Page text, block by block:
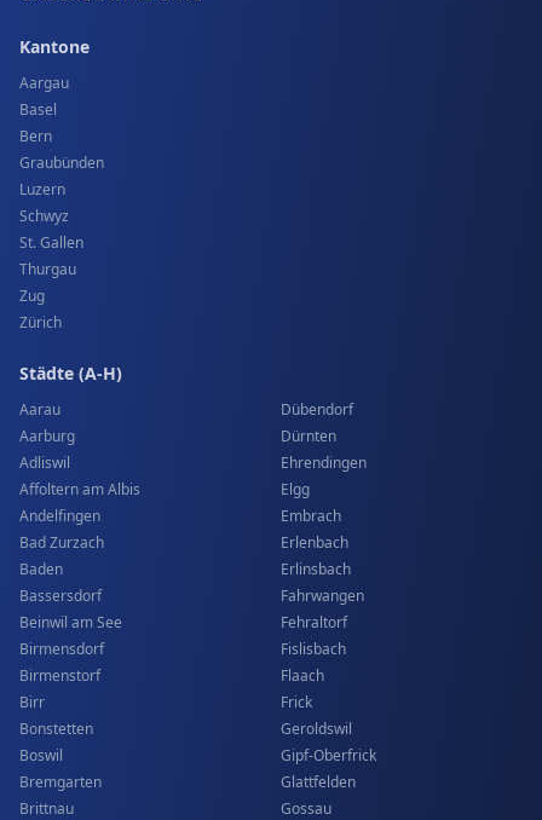
Kantone
Aargau
Basel
Bern
Graubünden
Luzern
Schwyz
St. Gallen
Thurgau
Zug
Zürich
Städte (A-H)
Aarau
Aarburg
Adliswil
Affoltern am Albis
Andelfingen
Bad Zurzach
Baden
Bassersdorf
Beinwil am See
Birmensdorf
Birmenstorf
Birr
Bonstetten
Boswil
Bremgarten
Brittnau
Dübendorf
Dürnten
Ehrendingen
Elgg
Embrach
Erlenbach
Erlinsbach
Fahrwangen
Fehraltorf
Fislisbach
Flaach
Frick
Geroldswil
Gipf-Oberfrick
Glattfelden
Gossau